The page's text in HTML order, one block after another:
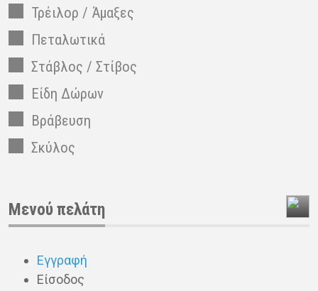
Τρέιλορ / Άμαξες
Πεταλωτικά
Στάβλος / Στίβος
Είδη Δώρων
Βράβευση
Σκύλος
Μενού πελάτη
Εγγραφή
Είσοδος